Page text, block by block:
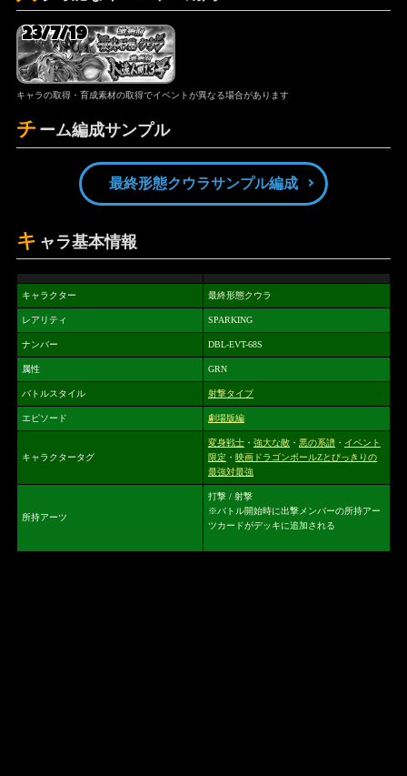
23/7/19
キャラの取得・育成素材の取得でイベントが異なる場合があります
チ ーム編成サンプル
最終形態クウラサンプル編成
キ ャラ基本情報
キャラクター 最終形態クウラ
レアリティ SPARKING
ナンバー DBL-EVT-68S
属性 GRN
バトルスタイル 射撃タイプ
エピソード 劇場版編
キャラクタータグ
変身戦士・ 強大な敵・ 悪の系譜・ イベント
限定 ・ 映画ドラゴンボールZとびっきりの
最強対最強
所持アーツ
打撃 / 射撃
※バトル開始時に出撃メンバーの所持アー
ツカードがデッキに追加される